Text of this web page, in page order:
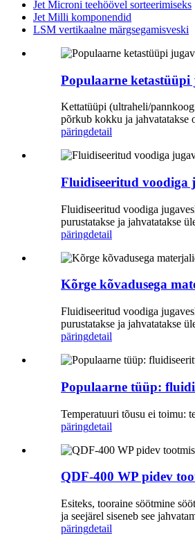
Jet Microni teehöövel sorteerimiseks
Jet Milli komponendid
LSM vertikaalne märgsegamisveski
Populaarne ketastüüpi
Kettatüüpi (ultraheli/
põrkub kokku ja jahvatatakse
päringdetail
Fluidiseeritud voodiga
Fluidiseeritud voodiga
purustatakse ja jahvatatakse
päringdetail
Kõrge kõvadusega
Fluidiseeritud voodiga
purustatakse ja jahvatatakse
päringdetail
Populaarne tüüp:
Temperatuuri tõusu ei toimu:
päringdetail
QDF-400 WP pidev
Esiteks, tooraine söötmine
ja seejärel siseneb see
päringdetail